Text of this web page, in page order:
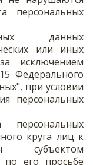
персональных
данных
или иных
исключением
Федерального
при условии
персональных
персональных
круга лиц к
субъектом
по его просьбе